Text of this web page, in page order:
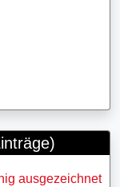
ausgezeichnet